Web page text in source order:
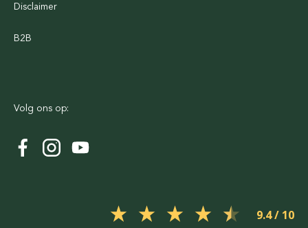
Disclaimer
B2B
Volg ons op:
9.4